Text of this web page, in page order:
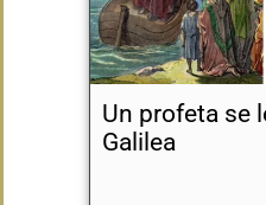
Un profeta se
Galilea